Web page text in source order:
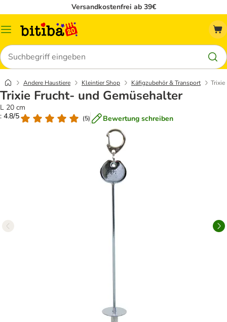
Versandkostenfrei ab 39€
Menü
Suchen
Andere Haustiere Kleintier Shop Käfigzubehör & Transport
Trixie Frucht- und Gemüsehalter
L 20 cm
: 4.8/5
(5) Bewertung schreiben